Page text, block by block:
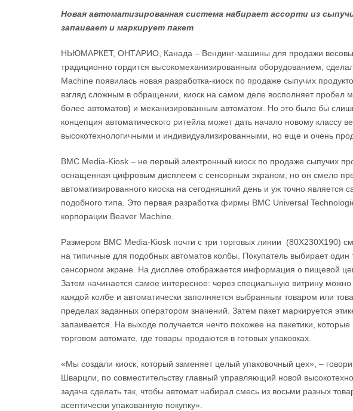
Новая автоматизированная система набирает ассорти из
запаивает и маркирует пакет
НЬЮМАРКЕТ, ОНТАРИО, Канада – Вендинг-машины для продажи весовых
традиционно гордится высокомеханизированным оборудованием,
Machine появилась новая разработка-киоск по продаже сыпучих
взгляд сложным в обращении, киоск на самом деле восполняет пробел
более автоматов) и механизированным автоматом. Но это было бы
концепция автоматического ритейла может дать начало новому классу
высокотехнологичными и индивидуализированными, но еще и очень
BMC Media-Kiosk – не первый электронный киоск по продаже сыпучих
оснащенная цифровым дисплеем с сенсорным экраном, но он смело
автоматизированного киоска на сегодняшний день и уж точно является
подобного типа. Это первая разработка фирмы BMC Universal
корпорации Beaver Machine.
Размером BMC Media-Kiosk почти с три торговых линии (80X230X190)
на типичные для подобных автоматов колбы. Покупатель выбирает
сенсорном экране. На дисплее отображается информация о пищевой
Затем начинается самое интересное: через специальную витрину
каждой колбе и автоматически заполняется выбранным товаром или
пределах заданных оператором значений. Затем пакет маркируется
запаивается. На выходе получается нечто похожее на пакетики,
торговом автомате, где товары продаются в готовых упаковках.
«Мы создали киоск, который заменяет целый упаковочный цех», –
Шварцли, по совместительству главный управляющий новой
задача сделать так, чтобы автомат набирал смесь из восьми разных
асептически упакованную покупку».